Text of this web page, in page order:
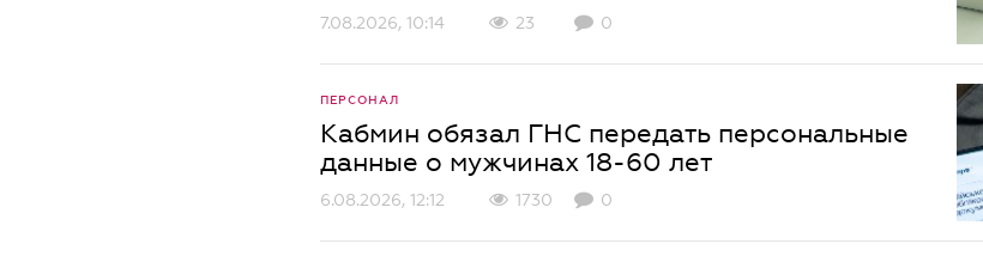
7.08.2026, 10:14 23 0
ПЕРСОНАЛ
Кабмин обязал ГНС передать персональные
данные о мужчинах 18-60 лет
6.08.2026, 12:12 1730 0